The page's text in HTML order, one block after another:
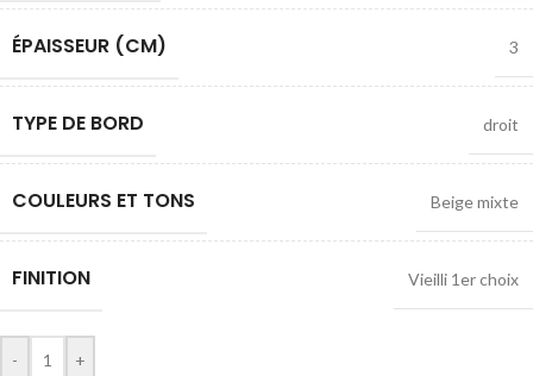
ÉPAISSEUR (CM) 3
TYPE DE BORD droit
COULEURS ET TONS Beige mixte
FINITION Vieilli 1er choix
- +